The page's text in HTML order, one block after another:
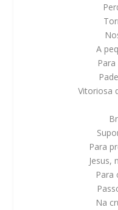
A
Vitoriosa
Para
Jesus,
Para
Na